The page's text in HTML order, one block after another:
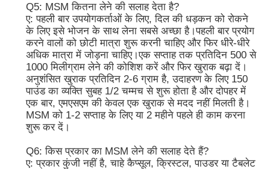
Q5: MSM कितना लेने की सलाह देता है?
ए: पहली बार उपयोगकर्ताओं के लिए, दिल की धड़कन को रोकने
के लिए इसे भोजन के साथ लेना सबसे अच्छा है।पहली बार प्रयोग
करने वालों को छोटी मात्रा शुरू करनी चाहिए और फिर धीरे-धीरे
अधिक मात्रा में जोड़ना चाहिए।एक सप्ताह तक प्रतिदिन 500 से
1000 मिलीग्राम लेने की कोशिश करें और फिर खुराक बढ़ा दें।
अनुशंसित खुराक प्रतिदिन 2-6 ग्राम है, उदाहरण के लिए 150
पाउंड का व्यक्ति सुबह 1/2 चम्मच से शुरू होता है और दोपहर में
एक बार, एमएसएम की केवल एक खुराक से मदद नहीं मिलती है।
MSM को 1-2 सप्ताह के लिए या 2 महीने पहले ही काम करना
शुरू कर दें।
Q6: किस प्रकार का MSM लेने की सलाह देते हैं?
ए: प्रकार कुंजी नहीं है, चाहे कैप्सूल, क्रिस्टल, पाउडर या टैबलेट